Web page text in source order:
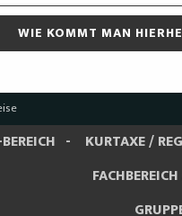
WIE KOMMT MAN
KURTAXE /